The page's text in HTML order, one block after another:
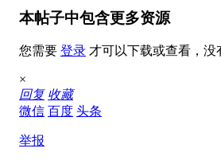
本帖子中包含更多资源
您需要 登录 才可以下载或查看，没
×
回复 收藏
微信 百度 头条
举报